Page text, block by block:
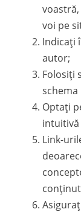
voi pe
Indicați
autor;
Folosiți
Optați
intuitivă
Link-